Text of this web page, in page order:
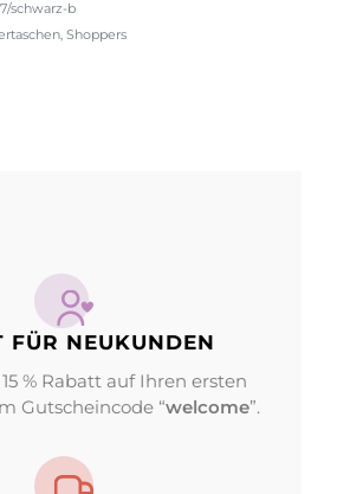
schwarz-b
Shoppers
FÜR NEUKUNDEN
% Rabatt auf Ihren ersten
Gutscheincode “welcome”.